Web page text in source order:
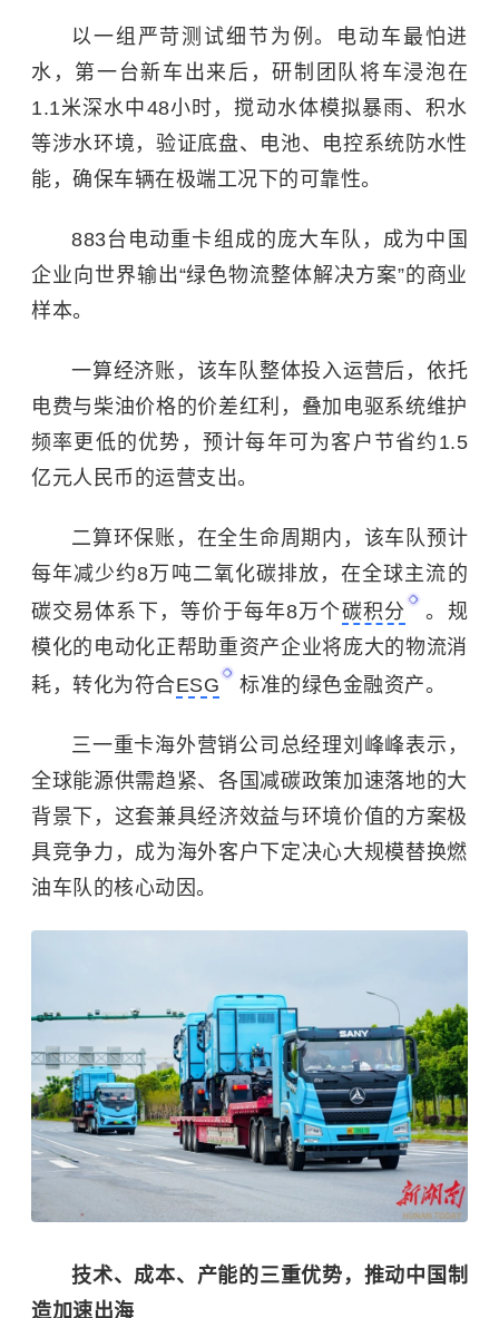
以一组严苛测试细节为例。电动车最怕进
水，第一台新车出来后，研制团队将车浸泡在
1.1米深水中48小时，搅动水体模拟暴雨、积水
等涉水环境，验证底盘、电池、电控系统防水性
能，确保车辆在极端工况下的可靠性。
883台电动重卡组成的庞大车队，成为中国
企业向世界输出“绿色物流整体解决方案”的商业
样本。
一算经济账，该车队整体投入运营后，依托
电费与柴油价格的价差红利，叠加电驱系统维护
频率更低的优势，预计每年可为客户节省约1.5
亿元人民币的运营支出。
二算环保账，在全生命周期内，该车队预计
每年减少约8万吨二氧化碳排放，在全球主流的
碳交易体系下，等价于每年8万个碳积分
。规
模化的电动化正帮助重资产企业将庞大的物流消
耗，转化为符合ESG 标准的绿色金融资产。
三一重卡海外营销公司总经理刘峰峰表示，
全球能源供需趋紧、各国减碳政策加速落地的大
背景下，这套兼具经济效益与环境价值的方案极
具竞争力，成为海外客户下定决心大规模替换燃
油车队的核心动因。
技术、成本、产能的三重优势，推动中国制
造加速出海